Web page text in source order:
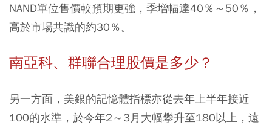
NAND單位售價較預期更強，季增幅達40％～50％，
高於市場共識的約30％。
南亞科、群聯合理股價是多少？
另一方面，美銀的記憶體指標亦從去年上半年接近
100的水準，於今年2～3月大幅攀升至180以上，遠